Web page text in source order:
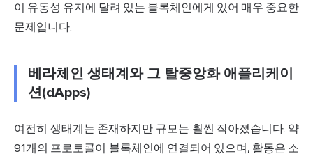
이 유동성 유지에 달려 있는 블록체인에게 있어 매우 중요한
문제입니다.
베라체인 생태계와 그 탈중앙화 애플리케이
션(dApps)
여전히 생태계는 존재하지만 규모는 훨씬 작아졌습니다. 약
91개의 프로토콜이 블록체인에 연결되어 있으며, 활동은 소